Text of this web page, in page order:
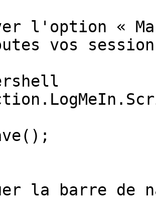
l'option «
vos
la barre de